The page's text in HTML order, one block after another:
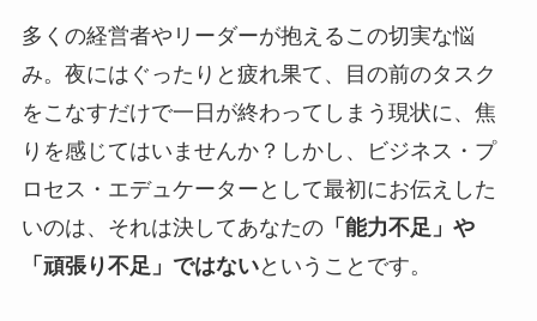
多くの経営者やリーダーが抱えるこの切実な悩
み。夜にはぐったりと疲れ果て、目の前のタスク
をこなすだけで一日が終わってしまう現状に、焦
りを感じてはいませんか？しかし、ビジネス・プ
ロセス・エデュケーターとして最初にお伝えした
いのは、それは決してあなたの「能力不足」や
「頑張り不足」ではないということです。